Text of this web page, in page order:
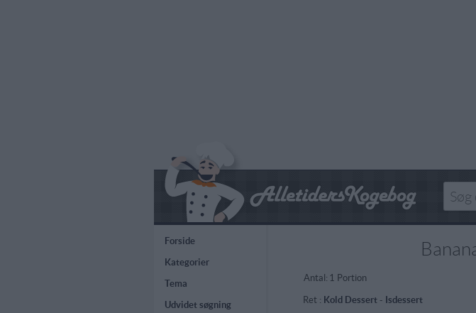
Forside
Kategorier
Tema
Udvidet søgning
Antal: 1 Portion
Ret : Kold Dessert- Isdessert